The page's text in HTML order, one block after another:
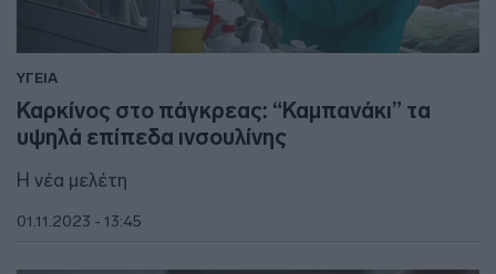
ΥΓΕΙΑ
Καρκίνος στο πάγκρεας: “Καμπανάκι” τα
υψηλά επίπεδα ινσουλίνης
Η νέα μελέτη
01.11.2023 - 13:45